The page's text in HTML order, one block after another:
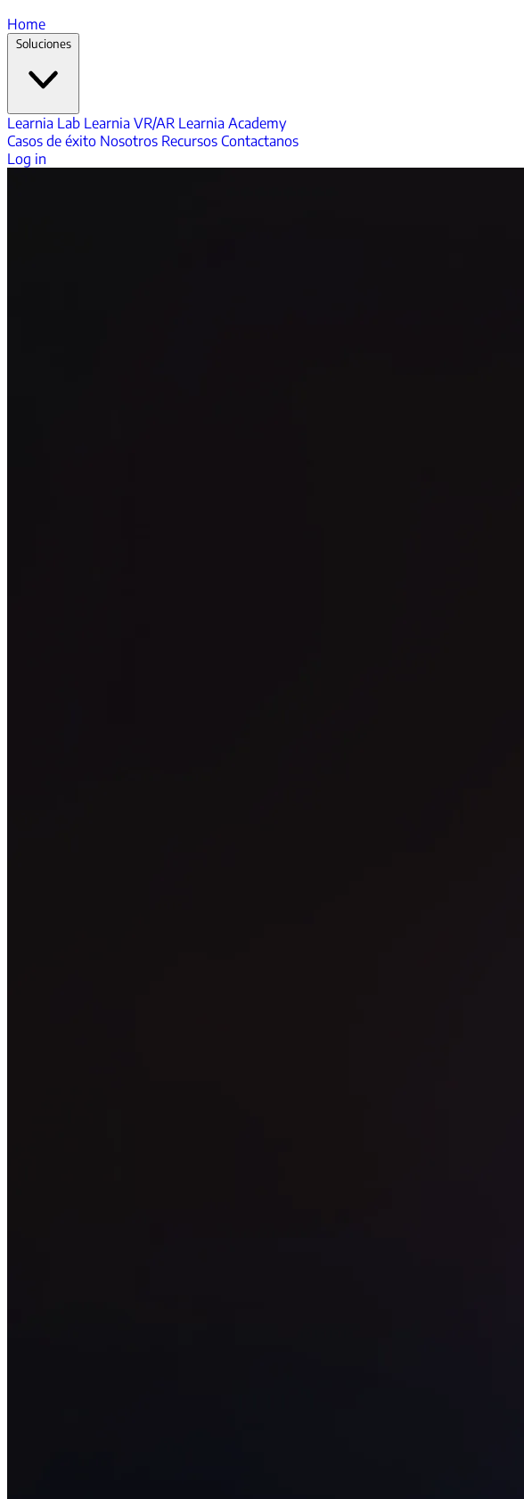
Home
Soluciones
Learnia Lab Learnia VR/AR Learnia Academy
Casos de éxito Nosotros Recursos Contactanos
Log in